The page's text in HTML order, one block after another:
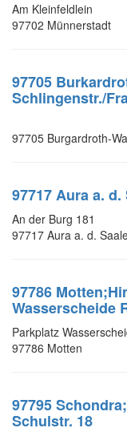
Am Kleinfeldlein
97702 Münnerstadt
97705
Schlingenstr./
97705 Burgardroth-
97717 Aura a.
An der Burg 181
97717 Aura a. d.
97786
Wasserscheide
Parkplatz
97786 Motten
97795
Schulstr. 18